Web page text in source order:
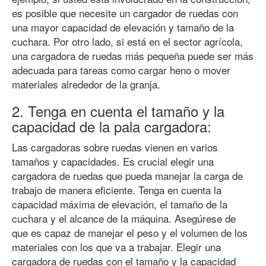
es posible que necesite un cargador de ruedas con
una mayor capacidad de elevación y tamaño de la
cuchara. Por otro lado, si está en el sector agrícola,
una cargadora de ruedas más pequeña puede ser más
adecuada para tareas como cargar heno o mover
materiales alrededor de la granja.
2. Tenga en cuenta el tamaño y la
capacidad de la pala cargadora:
Las cargadoras sobre ruedas vienen en varios
tamaños y capacidades. Es crucial elegir una
cargadora de ruedas que pueda manejar la carga de
trabajo de manera eficiente. Tenga en cuenta la
capacidad máxima de elevación, el tamaño de la
cuchara y el alcance de la máquina. Asegúrese de
que es capaz de manejar el peso y el volumen de los
materiales con los que va a trabajar. Elegir una
cargadora de ruedas con el tamaño y la capacidad